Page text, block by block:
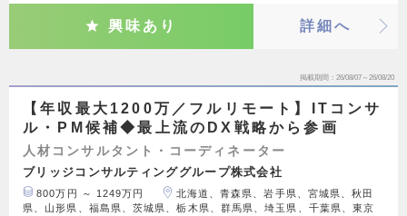
興味あり 詳細へ
掲載期間 26/08/07～26/08/20
【年収最大1200万／フルリモート】ITコンサ
ル・PM候補◆最上流のDX戦略から参画
人材コンサルタント・コーディネーター
ブリッジコンサルティンググループ株式会社
800万円 ～ 1249万円
北海道、青森県、岩手県、宮城県、秋田
県、山形県、福島県、茨城県、栃木県、群馬県、埼玉県、千葉県、東京